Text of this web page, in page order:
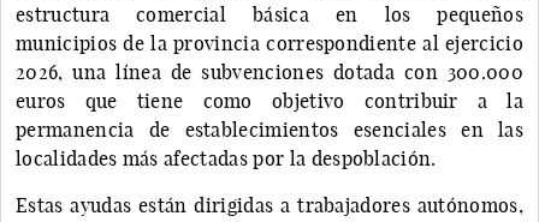
estructura comercial básica en los pequeños
municipios de la provincia correspondiente al ejercicio
2026, una línea de subvenciones dotada con 300.000
euros que tiene como objetivo contribuir a la
permanencia de establecimientos esenciales en las
localidades más afectadas por la despoblación.
Estas ayudas están dirigidas a trabajadores autónomos,